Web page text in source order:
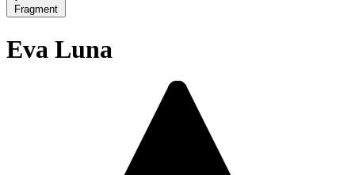
Fragment
Eva Luna